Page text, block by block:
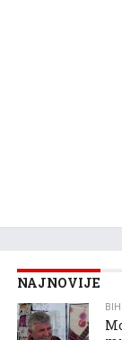
NAJNOVIJE
BIH